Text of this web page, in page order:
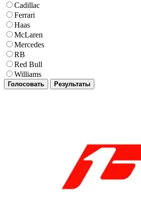
Cadillac
Ferrari
Haas
McLaren
Mercedes
RB
Red Bull
Williams
Голосовать Результаты